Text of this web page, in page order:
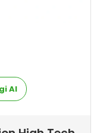
Al